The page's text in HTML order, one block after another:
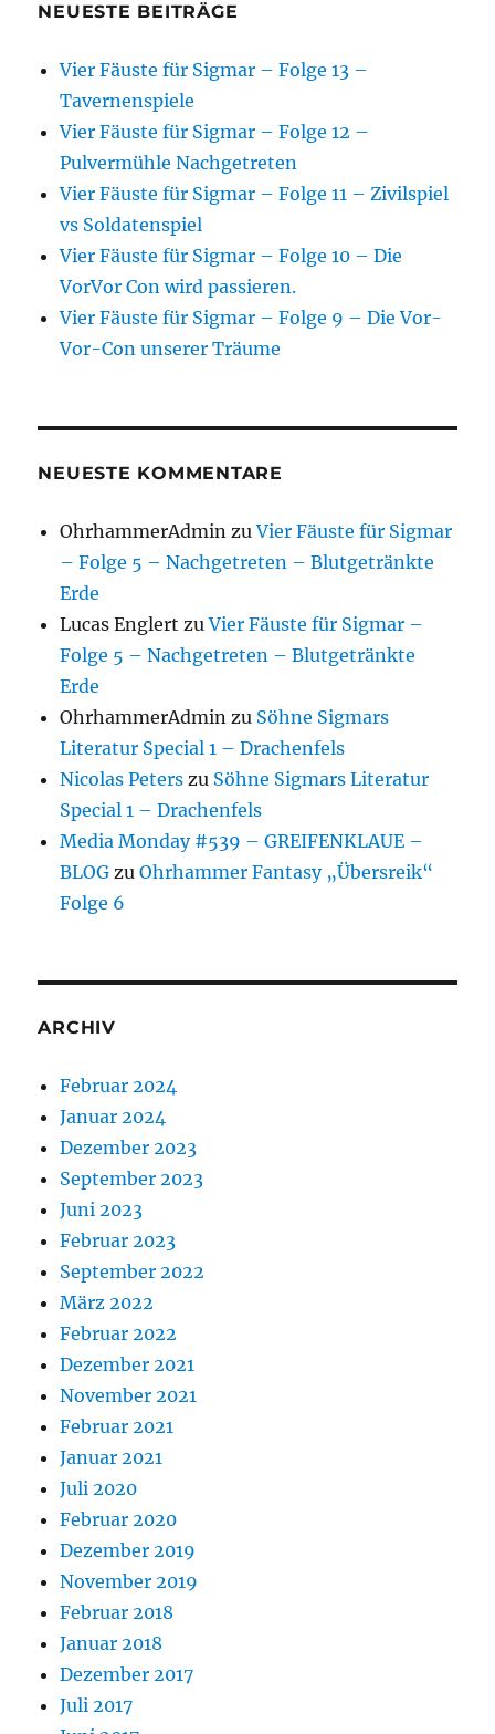
NEUESTE BEITRÄGE
Vier Fäuste für Sigmar – Folge 13 –
Tavernenspiele
Vier Fäuste für Sigmar – Folge 12 –
Pulvermühle Nachgetreten
Vier Fäuste für Sigmar – Folge 11 – Zivilspiel
vs Soldatenspiel
Vier Fäuste für Sigmar – Folge 10 – Die
VorVor Con wird passieren.
Vier Fäuste für Sigmar – Folge 9 – Die Vor-
Vor-Con unserer Träume
NEUESTE KOMMENTARE
OhrhammerAdmin zuVier Fäuste für Sigmar
– Folge 5 – Nachgetreten – Blutgetränkte
Erde
Lucas Englert zuVier Fäuste für Sigmar –
Folge 5 – Nachgetreten – Blutgetränkte
Erde
OhrhammerAdmin zu Söhne Sigmars
Literatur Special 1 – Drachenfels
Nicolas Peters zu Söhne Sigmars Literatur
Special 1 – Drachenfels
Media Monday #539 – GREIFENKLAUE –
BLOG zuOhrhammer Fantasy „Übersreik“
Folge 6
ARCHIV
Februar 2024
Januar 2024
Dezember 2023
September 2023
Juni 2023
Februar 2023
September 2022
März 2022
Februar 2022
Dezember 2021
November 2021
Februar 2021
Januar 2021
Juli 2020
Februar 2020
Dezember 2019
November 2019
Februar 2018
Januar 2018
Dezember 2017
Juli 2017